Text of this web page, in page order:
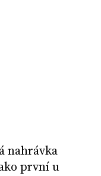
nahrávka
první u